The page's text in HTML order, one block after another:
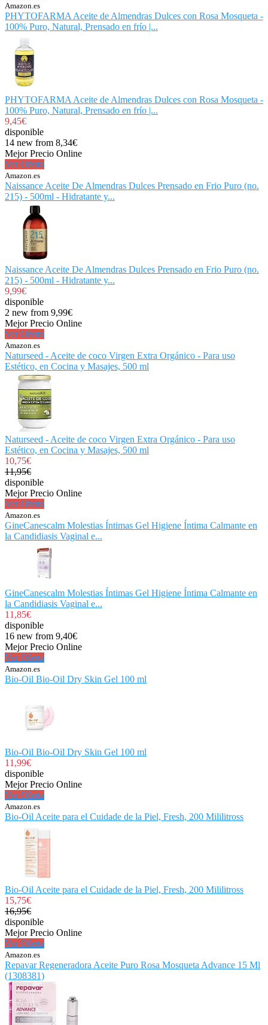
Amazon.es
PHYTOFARMA Aceite de Almendras Dulces con Rosa Mosqueta -
100% Puro, Natural, Prensado en frío |...
PHYTOFARMA Aceite de Almendras Dulces con Rosa Mosqueta -
100% Puro, Natural, Prensado en frío |...
9,45€
disponible
14 new from 8,34€
Mejor Precio Online
Ver Oferta
Amazon.es
Naissance Aceite De Almendras Dulces Prensado en Frio Puro (no.
215) - 500ml - Hidratante y...
Naissance Aceite De Almendras Dulces Prensado en Frio Puro (no.
215) - 500ml - Hidratante y...
9,99€
disponible
2 new from 9,99€
Mejor Precio Online
Ver Oferta
Amazon.es
Naturseed - Aceite de coco Virgen Extra Orgánico - Para uso
Estético, en Cocina y Masajes, 500 ml
Naturseed - Aceite de coco Virgen Extra Orgánico - Para uso
Estético, en Cocina y Masajes, 500 ml
10,75€
11,95€
disponible
Mejor Precio Online
Ver Oferta
Amazon.es
GineCanescalm Molestias Íntimas Gel Higiene Íntima Calmante en
la Candidiasis Vaginal e...
GineCanescalm Molestias Íntimas Gel Higiene Íntima Calmante en
la Candidiasis Vaginal e...
11,85€
disponible
16 new from 9,40€
Mejor Precio Online
Ver Oferta
Amazon.es
Bio-Oil Bio-Oil Dry Skin Gel 100 ml
Bio-Oil Bio-Oil Dry Skin Gel 100 ml
11,99€
disponible
Mejor Precio Online
Ver Oferta
Amazon.es
Bio-Oil Aceite para el Cuidade de la Piel, Fresh, 200 Mililitross
Bio-Oil Aceite para el Cuidade de la Piel, Fresh, 200 Mililitross
15,75€
16,95€
disponible
Mejor Precio Online
Ver Oferta
Amazon.es
Repavar Regeneradora Aceite Puro Rosa Mosqueta Advance 15 Ml
(1308381)